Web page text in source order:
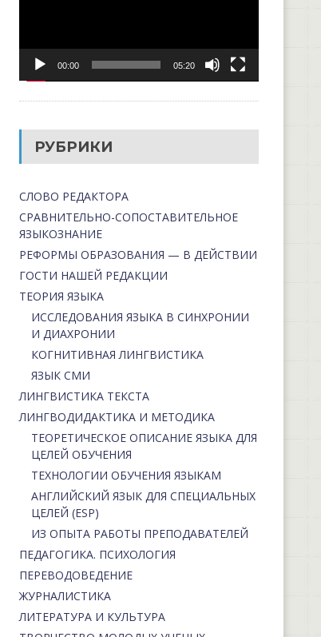
00:00 05:20
РУБРИКИ
СЛОВО РЕДАКТОРА
СРАВНИТЕЛЬНО-СОПОСТАВИТЕЛЬНОЕ
ЯЗЫКОЗНАНИЕ
РЕФОРМЫ ОБРАЗОВАНИЯ — В ДЕЙСТВИИ
ГОСТИ НАШЕЙ РЕДАКЦИИ
ТЕОРИЯ ЯЗЫКА
ИССЛЕДОВАНИЯ ЯЗЫКА В СИНХРОНИИ
И ДИАХРОНИИ
КОГНИТИВНАЯ ЛИНГВИСТИКА
ЯЗЫК СМИ
ЛИНГВИСТИКА ТЕКСТА
ЛИНГВОДИДАКТИКА И МЕТОДИКА
ТЕОРЕТИЧЕСКОЕ ОПИСАНИЕ ЯЗЫКА ДЛЯ
ЦЕЛЕЙ ОБУЧЕНИЯ
ТЕХНОЛОГИИ ОБУЧЕНИЯ ЯЗЫКАМ
АНГЛИЙСКИЙ ЯЗЫК ДЛЯ СПЕЦИАЛЬНЫХ
ЦЕЛЕЙ (ESP)
ИЗ ОПЫТА РАБОТЫ ПРЕПОДАВАТЕЛЕЙ
ПЕДАГОГИКА. ПСИХОЛОГИЯ
ПЕРЕВОДОВЕДЕНИЕ
ЖУРНАЛИСТИКА
ЛИТЕРАТУРА И КУЛЬТУРА